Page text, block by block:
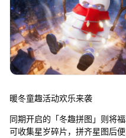
暖冬童趣活动欢乐来袭
同期开启的「冬趣拼图」则将
可收集星岁碎片，拼齐星图后